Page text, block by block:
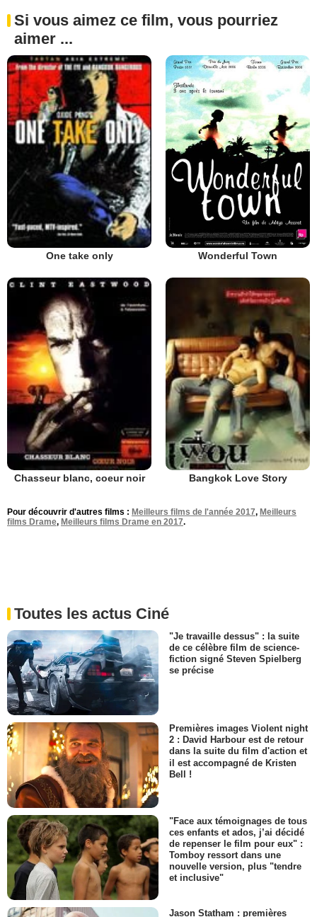
Si vous aimez ce film, vous pourriez
aimer ...
One take only Wonderful Town
Chasseur blanc, coeur noir Bangkok Love Story
Pour découvrir d'autres films : Meilleurs films de l'année 2017, Meilleurs
films Drame, Meilleurs films Drame en 2017.
Toutes les actus Ciné
"Je travaille dessus" : la suite
de ce célèbre film de science-
fiction signé Steven Spielberg
se précise
Premières images Violent night
2 : David Harbour est de retour
dans la suite du film d'action et
il est accompagné de Kristen
Bell !
"Face aux témoignages de tous
ces enfants et ados, j’ai décidé
de repenser le film pour eux" :
Tomboy ressort dans une
nouvelle version, plus "tendre
et inclusive"
Jason Statham : premières